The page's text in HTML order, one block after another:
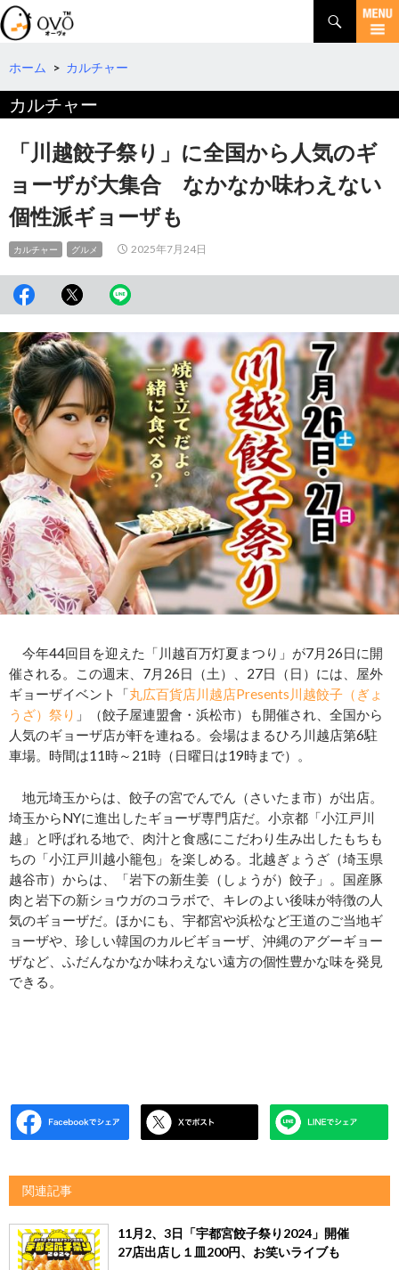
検
索
コ
テ
ツ
へ
ホーム > カルチャー
カルチャー
「川越餃子祭り」に全国から人気のギ
ョーザが大集合 なかなか味わえない
個性派ギョーザも
カルチャー グルメ 2025年7月24日
今年44回目を迎えた「川越百万灯夏まつり」が7月26日に開
催される。この週末、7月26日（土）、27日（日）には、屋外
ギョーザイベント「丸広百貨店川越店Presents川越餃子（ぎょ
うざ）祭り 」（餃子屋連盟會・浜松市）も開催され、全国から
人気のギョーザ店が軒を連ねる。会場はまるひろ川越店第6駐
車場。時間は11時～21時（日曜日は19時まで）。
地元埼玉からは、餃子の宮でんでん（さいたま市）が出店。
埼玉からNYに進出したギョーザ専門店だ。小京都「小江戸川
越」と呼ばれる地で、肉汁と食感にこだわり生み出したもちも
ちの「小江戸川越小籠包」を楽しめる。北越ぎょうざ（埼玉県
越谷市）からは、「岩下の新生姜（しょうが）餃子」。国産豚
肉と岩下の新ショウガのコラボで、キレのよい後味が特徴の人
気のギョーザだ。ほかにも、宇都宮や浜松など王道のご当地ギ
ョーザや、珍しい韓国のカルビギョーザ、沖縄のアグーギョー
ザなど、ふだんなかなか味わえない遠方の個性豊かな味を発見
できる。
関連記事
11月2、3日「宇都宮餃子祭り2024」開催
27店出店し１皿200円、お笑いライブも